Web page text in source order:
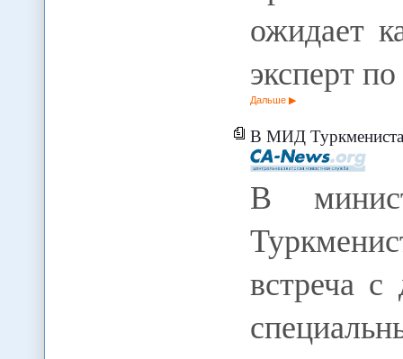
ожидает
эксперт
Дальше
В МИД
В
встреча